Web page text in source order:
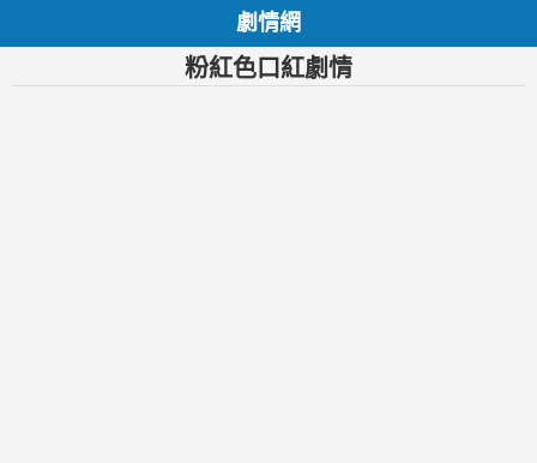
劇情網
粉紅色口紅劇情